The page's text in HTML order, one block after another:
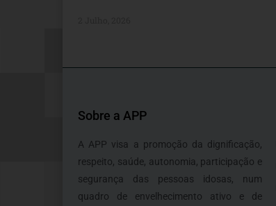
Sobre a APP
A APP visa a promoção da dignificação,
respeito, saúde, autonomia, participação e
segurança das pessoas idosas, num
quadro de envelhecimento ativo e de